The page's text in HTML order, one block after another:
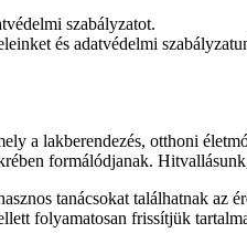
szabályzatot.
és adatvédelmi
a lakberendezés, otthoni
formálódjanak.
tanácsokat találhatnak
folyamatosan frissítjük